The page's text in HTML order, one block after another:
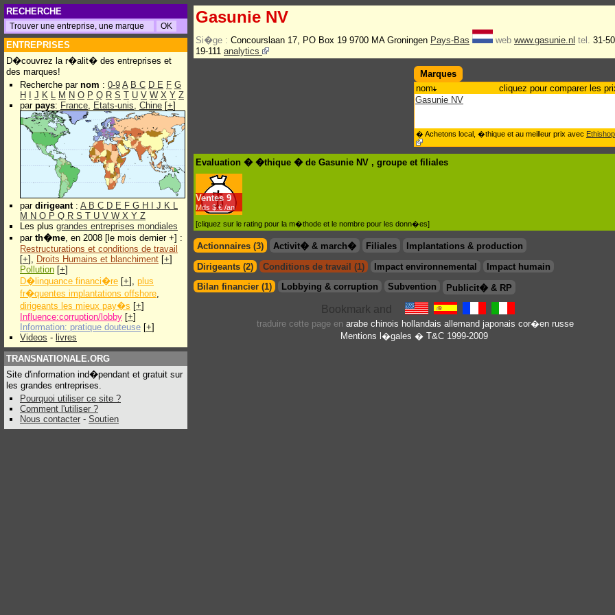
RECHERCHE
ENTREPRISES
D�couvrez la r�alit� des entreprises et
des marques!
Recherche par nom : 0-9 A B C D E F G
H
J K L M N O P Q R S T U V W X Y Z
par pays: France, Etats-unis, Chine [+]
par dirigeant: A B C D E F G H J K L
M N O P Q R S T U V W X Y Z
Les plus grandes entreprises mondiales
par th�me, en 2008 [le mois dernier +] :
Restructurations et conditions de travail
[+], Droits Humains et blanchiment [+]
Pollution [+]
D�linquance financi�re [+], plus
fr�quentes implantations offshore,
dirigeants les mieux pay�s [+]
Influence:corruption/lobby [+]
Information: pratique douteuse [+]
Videos - livres
TRANSNATIONALE.ORG
Site d'information ind�pendant et gratuit sur
les grandes entreprises.
Pourquoi utiliser ce site ?
Comment l'utiliser ?
Nous contacter - Soutien
Gasunie NV
Si�ge : Concourslaan 17, PO Box 19 9700 MA Groningen Pays-Bas web www.gasunie.nl tel. 31-
19-111 analytics
Marques
nom
cliquez pour comparer les
Gasunie NV
� Achetons local, �thique et au meilleur prix avec Ethishop
Evaluation � �thique � de Gasunie NV , groupe et filiales
Ventes 9
Mds $.€ /an
[cliquez sur le rating pour la m�thode et le nombre pour les donn�es]
Actionnaires (3) Activit� & march� Filiales
Implantations & production
Dirigeants (2)
Conditions de travail (1) Impact environnemental
Impact humain
Bilan financier (1)
Lobbying & corruption Subvention Publicit� & RP
traduire cette page en arabe chinois hollandais allemand japonais cor�en russe
Mentions l�gales � T&C 1999-2009